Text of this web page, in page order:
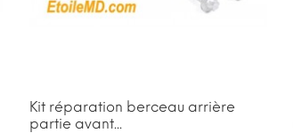
Kit réparation berceau arrière
partie avant...